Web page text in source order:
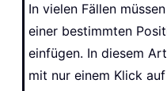
In vielen Fällen
einer bestimmten
einfügen. In diesem
mit nur einem Klick